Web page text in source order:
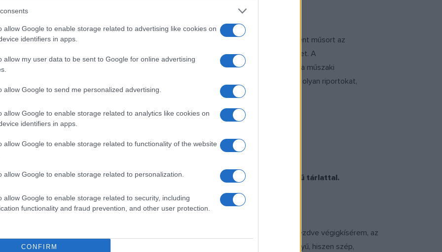
allow Google to enable storage related to advertising like cookies on
identifiers in apps.
allow my user data to be sent to Google for online advertising
allow Google to send me personalized advertising.
allow Google to enable storage related to analytics like cookies on
identifiers in apps.
allow Google to enable storage related to functionality of the website
allow Google to enable storage related to personalization.
allow Google to enable storage related to security, including
functionality and fraud prevention, and other user protection.
CONFIRM
miért is juthatott ilyesmi az eszembe -, az
című műsorban én készítettem elsőként műsort az
Magyarországon még csak egyetlen nyilvános internetszolgáltató létezett, az Odin.net. A
méreg drága, ezért nem engedtek senkit hozzányúlni, nehogy elrontsa. Viszont, talán a műszaki
is érdekelt, foglalkoztatott a technikai fejlődés. Szorgalmaztam, hogy készítsünk olyan riportokat,
a számítástechnikával.
a Magyar Festészet Napja keretében találkozhattunk a Szín ? Színtér című tárlattal.
ami nagyjából leköti az egész napomat. Az előadásokat a születésüktől kezdve végigkísérem, az
és a bemutatót is, mindenről készül fotó. Szokták mondani, hogy nekem könnyű, hiszen szép,